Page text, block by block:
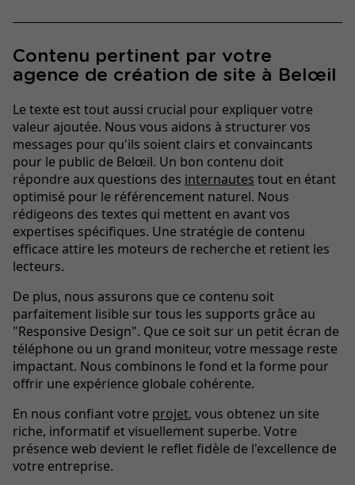
Contenu pertinent par votre
agence de création de site à Belœil
Le texte est tout aussi crucial pour expliquer votre
valeur ajoutée. Nous vous aidons à structurer vos
messages pour qu'ils soient clairs et convaincants
pour le public de Belœil. Un bon contenu doit
répondre aux questions des internautes tout en étant
optimisé pour le référencement naturel. Nous
rédigeons des textes qui mettent en avant vos
expertises spécifiques. Une stratégie de contenu
efficace attire les moteurs de recherche et retient les
lecteurs.
De plus, nous assurons que ce contenu soit
parfaitement lisible sur tous les supports grâce au
"Responsive Design". Que ce soit sur un petit écran de
téléphone ou un grand moniteur, votre message reste
impactant. Nous combinons le fond et la forme pour
offrir une expérience globale cohérente.
En nous confiant votre projet, vous obtenez un site
riche, informatif et visuellement superbe. Votre
présence web devient le reflet fidèle de l'excellence de
votre entreprise.